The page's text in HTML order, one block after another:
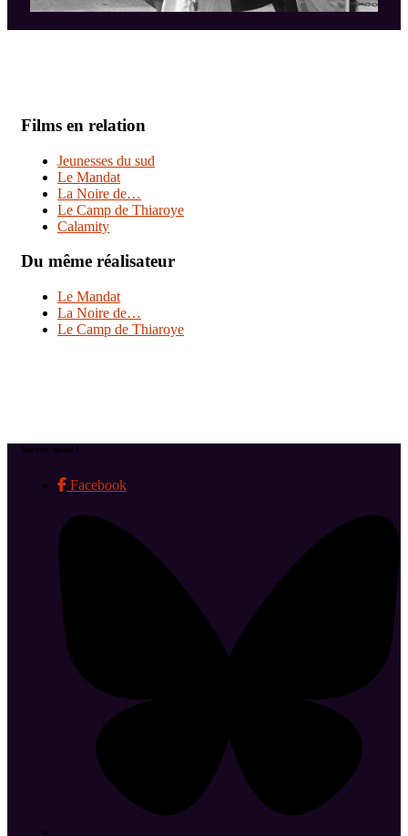
Films en relation
Jeunesses du sud
Le Mandat
La Noire de…
Le Camp de Thiaroye
Calamity
Du même réalisateur
Le Mandat
La Noire de…
Le Camp de Thiaroye
Suivez-nous !
Facebook